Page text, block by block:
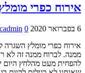
אירוח כפרי
6 בפברואר 2020
0
אירוח כפרי מומלץ השגרה
ממנה. לברוח ממנה זה לא
להפחית מעט מהלחץ היום